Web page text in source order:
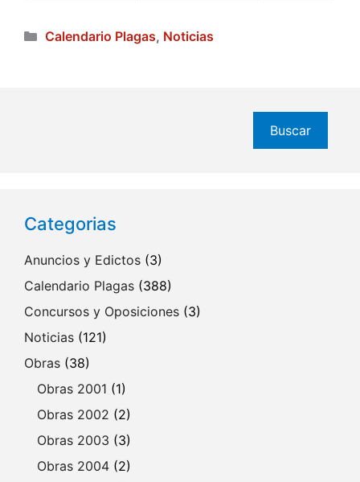
Categorías
Calendario Plagas, Noticias
Buscar
Categorias
Anuncios y Edictos (3)
Calendario Plagas (388)
Concursos y Oposiciones (3)
Noticias (121)
Obras (38)
Obras 2001 (1)
Obras 2002 (2)
Obras 2003 (3)
Obras 2004 (2)